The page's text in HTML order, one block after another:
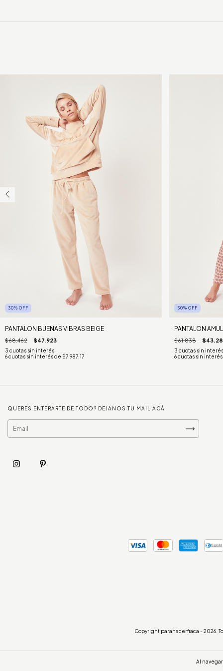
Al
30% OFF
PANTALON BUENAS VIBRAS BEIGE
$68.462 $47.923
6cuotas sin interés de $7.987,17
30% OFF
PANTALON
$61.838
6cuotas sin
QUERES ENTERARTE DE TODO? DEJANOS TU MAIL ACÁ
Copyright parahacerfiaca - 2026.